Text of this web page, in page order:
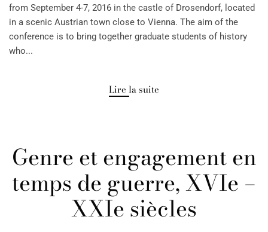
from September 4-7, 2016 in the castle of Drosendorf, located
in a scenic Austrian town close to Vienna. The aim of the
conference is to bring together graduate students of history
who...
Lire la suite
Genre et engagement en
temps de guerre, XVIe –
XXIe siècles